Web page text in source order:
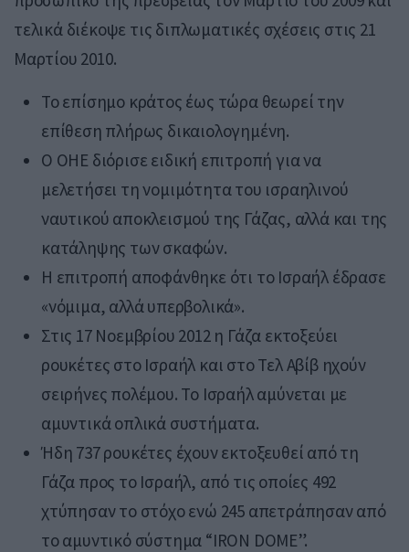
τελικά διέκοψε τις διπλωματικές σχέσεις στις 21
Μαρτίου 2010.
Το επίσημο κράτος έως τώρα θεωρεί την
επίθεση πλήρως δικαιολογημένη.
Ο ΟΗΕ διόρισε ειδική επιτροπή για να
μελετήσει τη νομιμότητα του ισραηλινού
ναυτικού αποκλεισμού της Γάζας, αλλά και της
κατάληψης των σκαφών.
Η επιτροπή αποφάνθηκε ότι το Ισραήλ έδρασε
«νόμιμα, αλλά υπερβολικά».
Στις 17 Νοεμβρίου 2012 η Γάζα εκτοξεύει
ρουκέτες στο Ισραήλ και στο Τελ Αβίβ ηχούν
σειρήνες πολέμου. Το Ισραήλ αμύνεται με
αμυντικά οπλικά συστήματα.
Ήδη 737 ρουκέτες έχουν εκτοξευθεί από τη
Γάζα προς το Ισραήλ, από τις οποίες 492
χτύπησαν το στόχο ενώ 245 απετράπησαν από
το αμυντικό σύστημα “IRON DOME”.